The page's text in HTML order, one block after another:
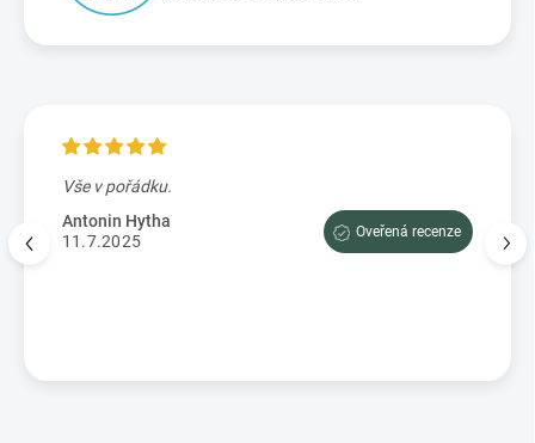
Vše v pořádku.
Antonin Hytha
11.7.2025
Oveřená recenze